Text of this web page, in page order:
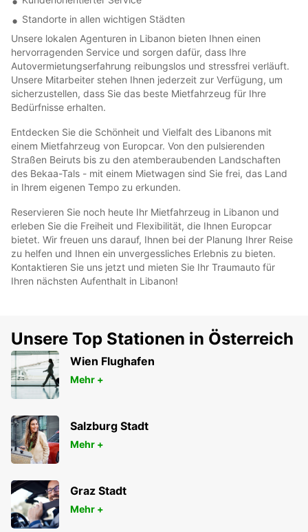
Standorte in allen wichtigen Städten
Unsere lokalen Agenturen in Libanon bieten Ihnen einen
hervorragenden Service und sorgen dafür, dass Ihre
Autovermietungserfahrung reibungslos und stressfrei verläuft.
Unsere Mitarbeiter stehen Ihnen jederzeit zur Verfügung, um
sicherzustellen, dass Sie das beste Mietfahrzeug für Ihre
Bedürfnisse erhalten.
Entdecken Sie die Schönheit und Vielfalt des Libanons mit
einem Mietfahrzeug von Europcar. Von den pulsierenden
Straßen Beiruts bis zu den atemberaubenden Landschaften
des Bekaa-Tals - mit einem Mietwagen sind Sie frei, das Land
in Ihrem eigenen Tempo zu erkunden.
Reservieren Sie noch heute Ihr Mietfahrzeug in Libanon und
erleben Sie die Freiheit und Flexibilität, die Ihnen Europcar
bietet. Wir freuen uns darauf, Ihnen bei der Planung Ihrer Reise
zu helfen und Ihnen ein unvergessliches Erlebnis zu bieten.
Kontaktieren Sie uns jetzt und mieten Sie Ihr Traumauto für
Ihren nächsten Aufenthalt in Libanon!
Unsere Top Stationen in Österreich
Wien Flughafen
Mehr +
Salzburg Stadt
Mehr +
Graz Stadt
Mehr +